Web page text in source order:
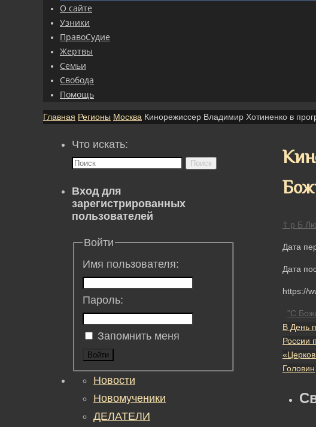
О сайте
Узники
ПравоСудие
Жертвы
Семьи
Свобода
Помощь
Главная Регионы Москва Кинорежиссер Владимир Хотиненко в
☦ р Б
Дата
Дата
https://
"С
В День
России
Головин
Что искать:
Поиск
Вход для
зарегистрированных
пользователей
Войти
Имя пользователя:
Пароль:
Запомнить меня
Войти
Новости
Новомученики
ДЕЛАТЕЛИ